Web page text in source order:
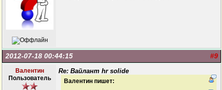
#9
2012-07-18 00:44:15
Валентин
Пользователь
Re: Вайлант hr solide
Валентин пишет: